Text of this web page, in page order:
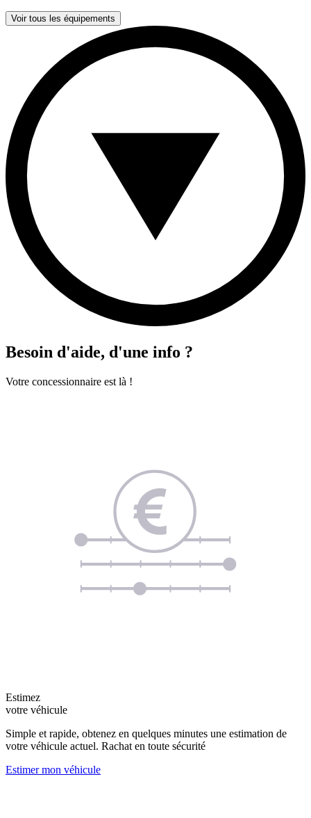
Voir tous les équipements
Besoin d'aide, d'une info ?
Votre concessionnaire est là !
Estimez
votre véhicule
Simple et rapide, obtenez en quelques minutes une estimation de
votre véhicule actuel. Rachat en toute sécurité
Estimer mon véhicule